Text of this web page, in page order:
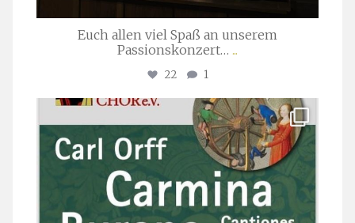
Euch allen viel Spaß an unserem
Passionskonzert… ...
22 1
stuttgarter_oratorienchor
Juli 22